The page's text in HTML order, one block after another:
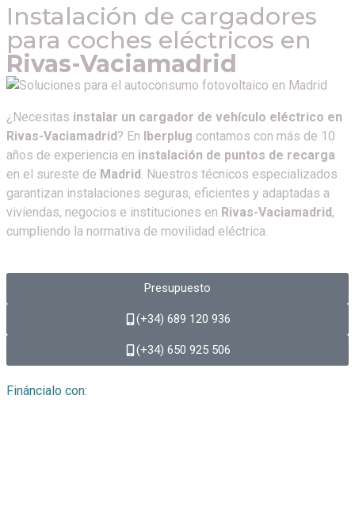
Instalación de cargadores
para coches eléctricos en
Rivas-Vaciamadrid
¿Necesitas instalar un cargador de vehículo eléctrico en
Rivas-Vaciamadrid? En Iberplug contamos con más de 10
años de experiencia en instalación de puntos de recarga
en el sureste de Madrid . Nuestros técnicos especializados
garantizan instalaciones seguras, eficientes y adaptadas a
viviendas, negocios e instituciones en Rivas-Vaciamadrid,
cumpliendo la normativa de movilidad eléctrica.
Presupuesto
(+34) 689 120 936
(+34) 650 925 506​
Fináncialo con: